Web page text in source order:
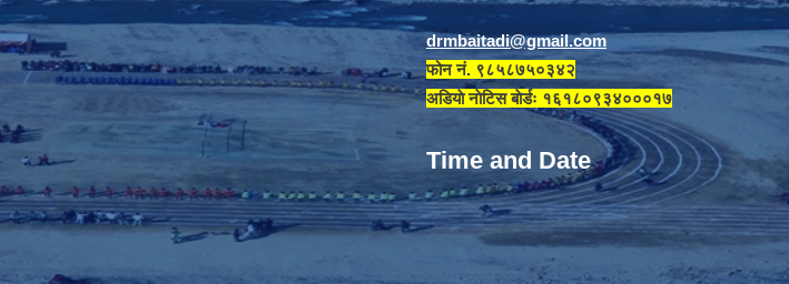
drmbaitadi@gmail.com
फोन नं. ९८५८७५०३४२
अडियाे नाेटिस बाेर्डः १६१८०९३४०००१७
Time and Date